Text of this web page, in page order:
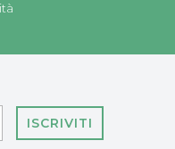
ISCRIVITI